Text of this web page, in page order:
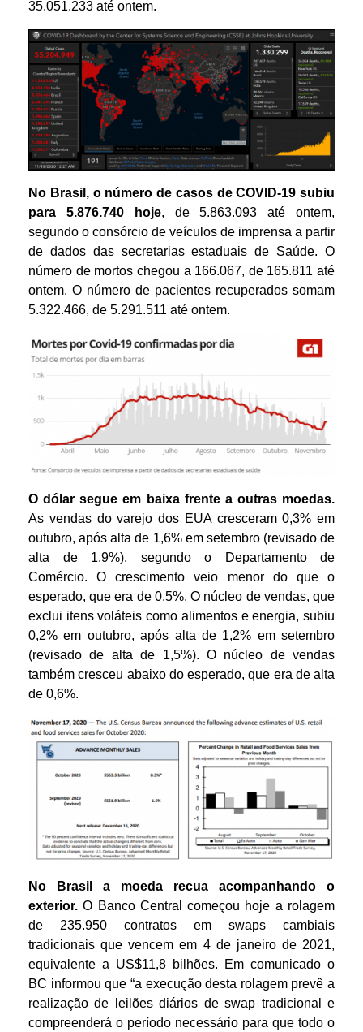
35.051.233 até ontem.
No Brasil, o número de casos de COVID-19 subiu
para 5.876.740hoje, de 5.863.093
até ontem,
segundo o consórcio de veículos de imprensa a partir
de dados das secretarias estaduais de Saúde. O
número de mortos chegou a 166.067, de 165.811 até
ontem. O número de pacientes recuperados somam
5.322.466, de 5.291.511 até ontem.
O dólar segue em baixa frente a outras moedas.
As vendas do varejo dos EUA cresceram 0,3% em
outubro, após alta de 1,6% em setembro (revisado de
alta de 1,9%), segundo o Departamento de
Comércio. O crescimento veio menor do que o
esperado, que era de 0,5%. O núcleo de vendas, que
exclui itens voláteis como alimentos e energia, subiu
0,2% em outubro, após alta de 1,2% em setembro
(revisado de alta de 1,5%). O núcleo de vendas
também cresceu abaixo do esperado, que era de alta
de 0,6%.
No Brasil a moeda recua acompanhando o
exterior. O Banco Central começou hoje a rolagem
de 235.950 contratos em swaps cambiais
tradicionais que vencem em 4 de janeiro de 2021,
equivalente a US$11,8 bilhões. Em comunicado o
BC informou que “a execução desta rolagem prevê a
realização de leilões diários de swap tradicional e
compreenderá o período necessário para que todo o